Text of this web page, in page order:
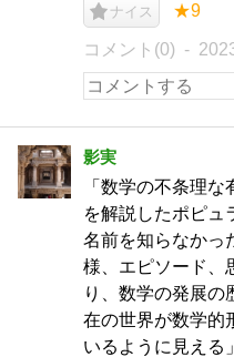
ナイス ★9
コメント(0)
影実
「数学の不条理
を解説したポピュ
名前を知らなかっ
様、エピソード、
り、数学の発展の
在の世界が数学的
いるように見える